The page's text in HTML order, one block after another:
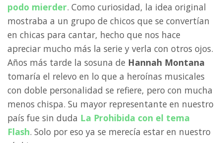
podo mierder. Como curiosidad, la idea original
mostraba a un grupo de chicos que se convertían
en chicas para cantar, hecho que nos hace
apreciar mucho más la serie y verla con otros ojos.
Años más tarde la sosuna de Hannah Montana
tomaría el relevo en lo que a heroínas musicales
con doble personalidad se refiere, pero con mucha
menos chispa. Su mayor representante en nuestro
país fue sin duda La Prohibida con el tema
Flash. Solo por eso ya se merecía estar en nuestro